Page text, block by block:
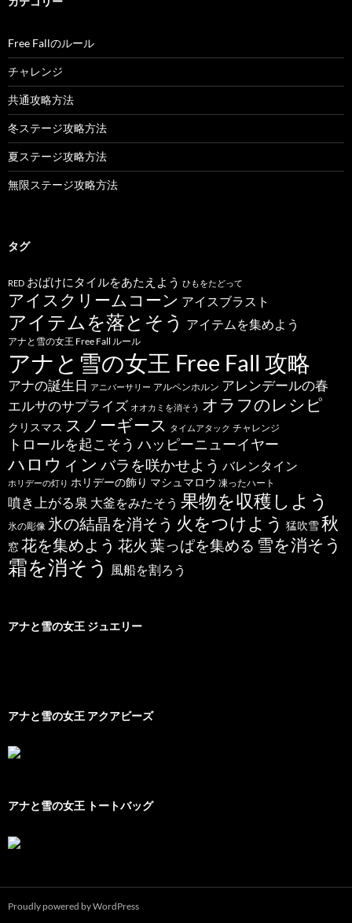
Free Fallのルール
チャレンジ
共通攻略方法
冬ステージ攻略方法
夏ステージ攻略方法
無限ステージ攻略方法
タグ
RED おばけにタイルをあたえよう ひもをたどって
アイスクリームコーン アイスブラスト
アイテムを落とそう アイテムを集めよう
アナと雪の女王 Free Fall ルール
アナと雪の女王 Free Fall 攻略
アナの誕生日 アニバーサリー アルペンホルン アレンデールの春
エルサのサプライズ オオカミを消そう オラフのレシピ
クリスマス スノーギース タイムアタック チャレンジ
トロールを起こそう ハッピーニューイヤー
ハロウィン バラを咲かせよう バレンタイン
ホリデーの灯り ホリデーの飾り マシュマロウ 凍ったハート
噴き上がる泉 大釜をみたそう 果物を収穫しよう
氷の彫像 氷の結晶を消そう 火をつけよう 猛吹雪秋
窓花を集めよう 花火 葉っぱを集める 雪を消そう
霜を消そう 風船を割ろう
アナと雪の女王 ジュエリー
アナと雪の女王 アクアビーズ
アナと雪の女王 トートバッグ
Proudly powered by WordPress